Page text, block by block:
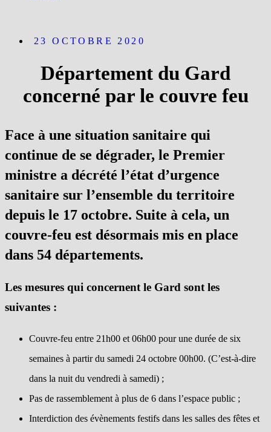
23 OCTOBRE 2020
Département du Gard
concerné par le couvre feu
Face à une situation sanitaire qui
continue de se dégrader, le Premier
ministre a décrété l’état d’urgence
sanitaire sur l’ensemble du territoire
depuis le 17 octobre. Suite à cela, un
couvre-feu est désormais mis en place
dans 54 départements.
Les mesures qui concernent le Gard sont les
suivantes :
Couvre-feu entre 21h00 et 06h00 pour une durée de six
semaines à partir du samedi 24 octobre 00h00. (C’est-à-dire
dans la nuit du vendredi à samedi) ;
Pas de rassemblement à plus de 6 dans l’espace public ;
Interdiction des évènements festifs dans les salles des fêtes et